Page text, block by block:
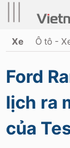
Xe Ô tô -
Ford
lịch ra
của